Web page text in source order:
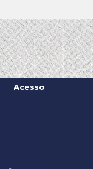
Acesso